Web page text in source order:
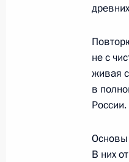
10
27
не с
живая
в
Основы
В них